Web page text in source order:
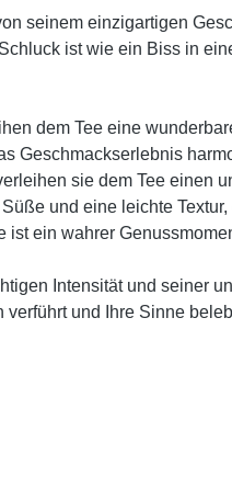
seinem einzigartigen
ist wie ein Biss in
dem Tee eine
Geschmackserlebnis
sie dem Tee einen
und eine leichte
ein wahrer
Intensität und seiner
und Ihre Sinne